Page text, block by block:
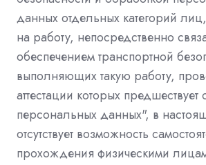
данных отдельных категорий
на работу, непосредственно
обеспечением транспортной
выполняющих такую работу,
аттестации которых предшествует
персональных данных", в
отсутствует возможность
прохождения физическими